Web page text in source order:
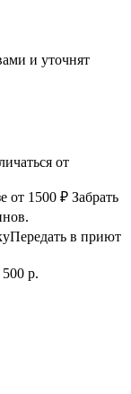
и уточнят
от
от 1500 ₽ Забрать
Передать в приют
р.